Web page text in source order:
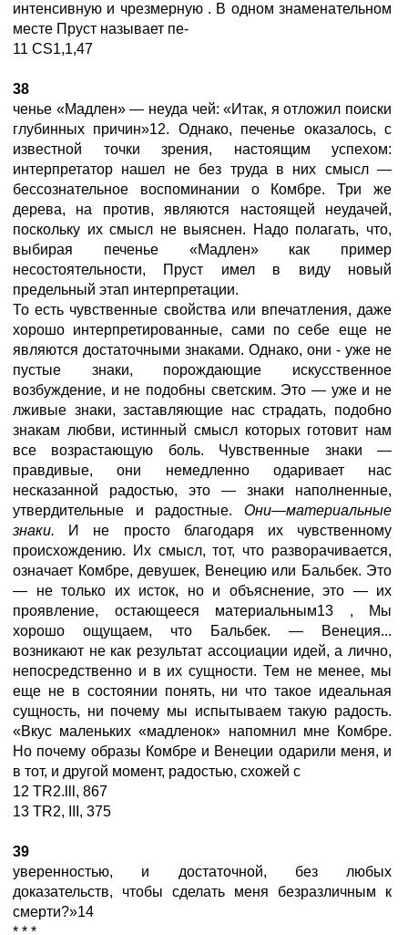
интенсивную и чрезмерную . В одном знаменательном
месте Пруст называет пе-
11 CS1,1,47
38
ченье «Мадлен» — неуда чей: «Итак, я отложил поиски
глубинных причин»12. Однако, печенье оказалось, с
известной точки зрения, настоящим успехом:
интерпретатор нашел не без труда в них смысл —
бессознательное воспоминании о Комбре. Три же
дерева, на против, являются настоящей неудачей,
поскольку их смысл не выяснен. Надо полагать, что,
выбирая печенье «Мадлен» как пример
несостоятельности, Пруст имел в виду новый
предельный этап интерпретации.
То есть чувственные свойства или впечатления, даже
хорошо интерпретированные, сами по себе еще не
являются достаточными знаками. Однако, они - уже не
пустые знаки, порождающие искусственное
возбуждение, и не подобны светским. Это — уже и не
лживые знаки, заставляющие нас страдать, подобно
знакам любви, истинный смысл которых готовит нам
все возрастающую боль. Чувственные знаки —
правдивые, они немедленно одаривает нас
несказанной радостью, это — знаки наполненные,
утвердительные и радостные. Они—материальные
знаки. И не просто благодаря их чувственному
происхождению. Их смысл, тот, что разворачивается,
означает Комбре, девушек, Венецию или Бальбек. Это
— не только их исток, но и объяснение, это — их
проявление, остающееся материальным13 , Мы
хорошо ощущаем, что Бальбек. — Венеция...
возникают не как результат ассоциации идей, а лично,
непосредственно и в их сущности. Тем не менее, мы
еще не в состоянии понять, ни что такое идеальная
сущность, ни почему мы испытываем такую радость.
«Вкус маленьких «мадленок» напомнил мне Комбре.
Но почему образы Комбре и Венеции одарили меня, и
в тот, и другой момент, радостью, схожей с
12 TR2.lll, 867
13 TR2, III, 375
39
уверенностью, и достаточной, без любых
доказательств, чтобы сделать меня безразличным к
смерти?»14
* * *